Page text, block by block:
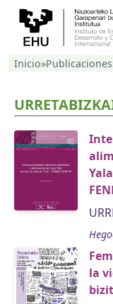
Inicio»Publicaciones
la